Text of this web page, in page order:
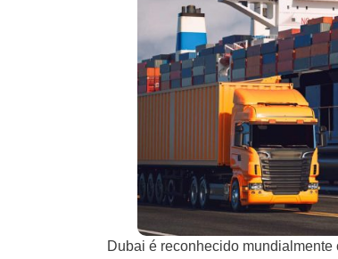
Dubai é reconhecido